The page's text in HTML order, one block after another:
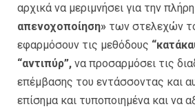
αρχικά να μεριμνήσει για την πλήρη
απενοχοποίηση» των στελεχών
εφαρμόσουν τις μεθόδους
“αντιπύρ”, να προσαρμόσει τις
επέμβασης του εντάσσοντας και
επίσημα και τυποποιημένα και να